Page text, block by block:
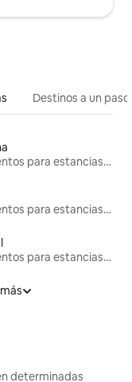
Destinos a un
Alojamientos para estancias largas
Alojamientos para estancias largas
Alojamientos para estancias largas
determinadas